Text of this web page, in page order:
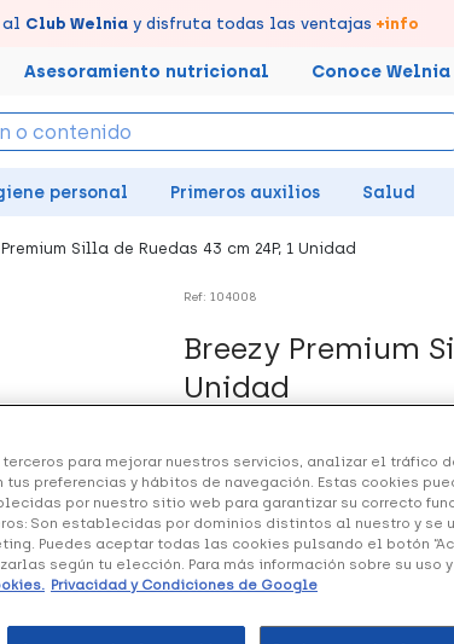
la entregarápida y gratuitaen farmacia
al Club Welniay disfruta todas las ventajas +info
7% de descuentocreando tu cuentaaquí
en tu Farmacia de Confianza, acumúlalos online.
Asesoramiento nutricional Conoce Welnia
personal Primeros auxilios Salud
Silla de Ruedas 43 cm 24P, 1 Unidad
Ref: 104008
Breezy Premium
Unidad
+ 414 puntosHealthies
Breezy Premium Silla de
especialmente diseñado
para mejorar nuestros servicios, analizar el tráfico
preferencias y hábitos de navegación. Estas cookies
por nuestro sitio web para garantizar su correcto
Son establecidas por dominios distintos al nuestro y se
Puedes aceptar todas las cookies pulsando el botón
según tu elección. Para más información sobre su uso
Privacidad y Condiciones de Google